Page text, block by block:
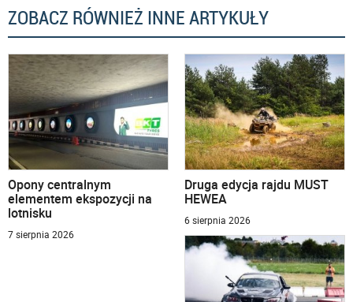
ZOBACZ RÓWNIEŻ INNE ARTYKUŁY
Opony centralnym
elementem ekspozycji na
lotnisku
7 sierpnia 2026
Druga edycja rajdu MUST
HEWEA
6 sierpnia 2026